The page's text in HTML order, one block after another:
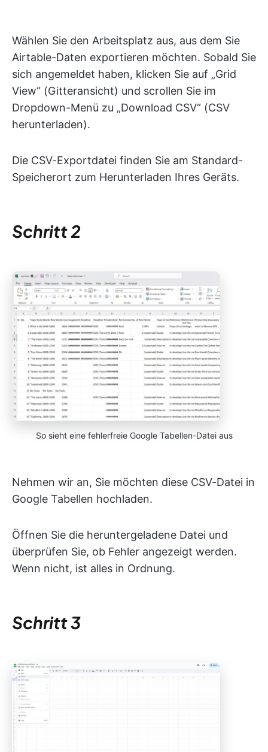
Wählen Sie den Arbeitsplatz aus, aus dem Sie
Airtable-Daten exportieren möchten. Sobald Sie
sich angemeldet haben, klicken Sie auf „Grid
View“ (Gitteransicht) und scrollen Sie im
Dropdown-Menü zu „Download CSV“ (CSV
herunterladen).
Die CSV-Exportdatei finden Sie am Standard-
Speicherort zum Herunterladen Ihres Geräts.
Schritt 2
So sieht eine fehlerfreie Google Tabellen-Datei aus
Nehmen wir an, Sie möchten diese CSV-Datei in
Google Tabellen hochladen.
Öffnen Sie die heruntergeladene Datei und
überprüfen Sie, ob Fehler angezeigt werden.
Wenn nicht, ist alles in Ordnung.
Schritt 3